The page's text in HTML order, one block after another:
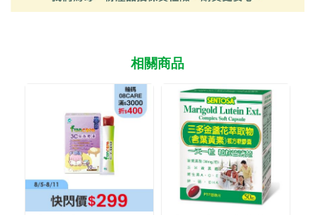
相關商品